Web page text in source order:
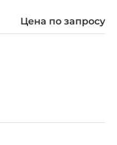
Цена по запросу